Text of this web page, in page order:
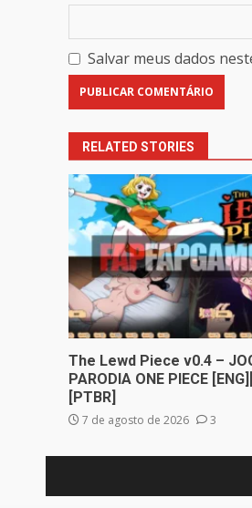
Salvar meus dados
RELATED STORIES
The Lewd Piece v0.4 –
PARODIA ONE PIECE
[PTBR]
7 de agosto de 2026 3